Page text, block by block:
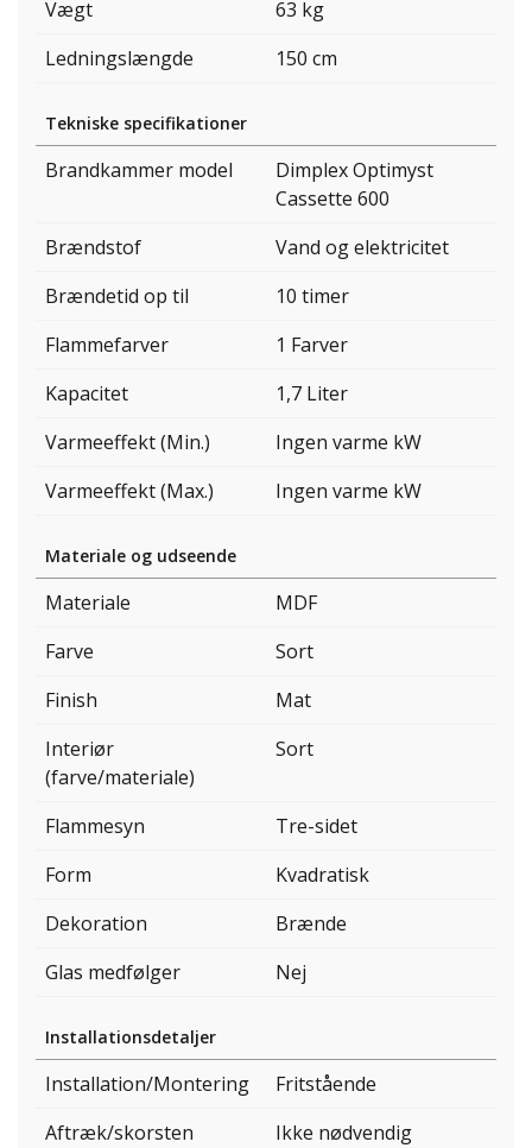
Vægt
63 kg
Ledningslængde
150 cm
Tekniske specifikationer
Brandkammer model
Dimplex Optimyst
Cassette 600
Brændstof
Vand og elektricitet
Brændetid op til
10 timer
Flammefarver
1 Farver
Kapacitet
1,7 Liter
Varmeeffekt (Min.)
Ingen varme kW
Varmeeffekt (Max.)
Ingen varme kW
Materiale og udseende
Materiale
MDF
Farve
Sort
Finish
Mat
Interiør
(farve/materiale)
Sort
Flammesyn
Tre-sidet
Form
Kvadratisk
Dekoration
Brænde
Glas medfølger
Nej
Installationsdetaljer
Installation/Montering
Fritstående
Aftræk/skorsten
Ikke nødvendig